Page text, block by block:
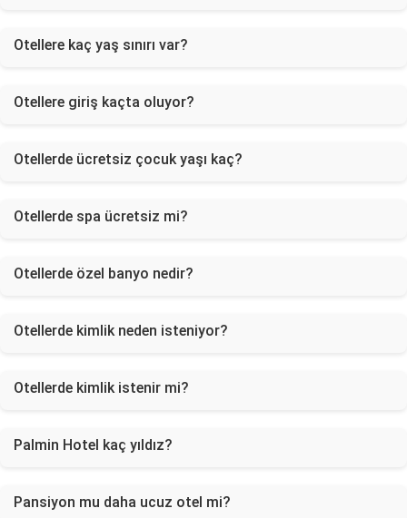
Otellere kaç yaş sınırı var?
Otellere giriş kaçta oluyor?
Otellerde ücretsiz çocuk yaşı kaç?
Otellerde spa ücretsiz mi?
Otellerde özel banyo nedir?
Otellerde kimlik neden isteniyor?
Otellerde kimlik istenir mi?
Palmin Hotel kaç yıldız?
Pansiyon mu daha ucuz otel mi?